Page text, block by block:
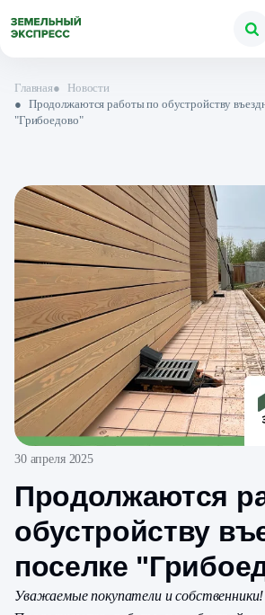
Главная●
Новости
● Продолжаются работы по обустройству
"Грибоедово"
30 апреля 2025
Продолжаются
обустройству
поселке
Уважаемые покупатели и собственники!